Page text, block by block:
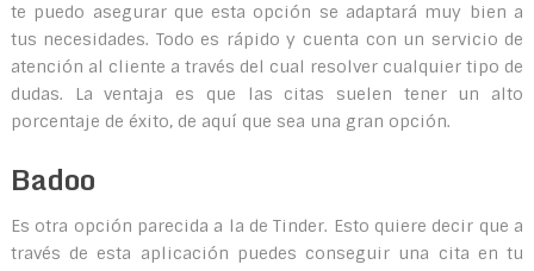
te puedo asegurar que esta opción se adaptará muy bien a
tus necesidades. Todo es rápido y cuenta con un servicio de
atención al cliente a través del cual resolver cualquier tipo de
dudas. La ventaja es que las citas suelen tener un alto
porcentaje de éxito, de aquí que sea una gran opción.
Badoo
Es otra opción parecida a la de Tinder. Esto quiere decir que a
través de esta aplicación puedes conseguir una cita en tu